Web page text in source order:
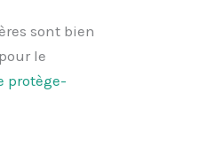
sont bien
le
protège-